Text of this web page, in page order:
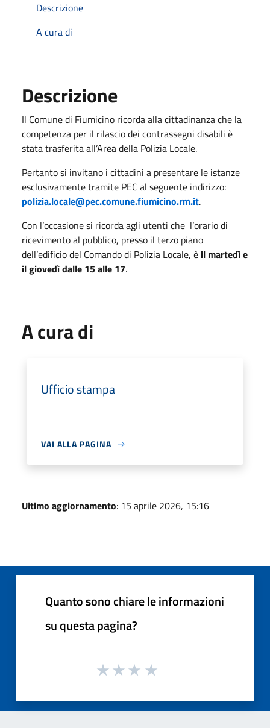
Descrizione
A cura di
Descrizione
Il Comune di Fiumicino ricorda alla cittadinanza che la
competenza per il rilascio dei contrassegni disabili è
stata trasferita all’Area della Polizia Locale.
Pertanto si invitano i cittadini a presentare le istanze
esclusivamente tramite PEC al seguente indirizzo:
polizia.locale@pec.comune.fiumicino.rm.it.
Con l’occasione si ricorda agli utenti che l’orario di
ricevimento al pubblico, presso il terzo piano
dell’edificio del Comando di Polizia Locale, è il martedì e
il giovedì dalle 15 alle 17.
A cura di
Ufficio stampa
VAI ALLA PAGINA
Ultimo aggiornamento: 15 aprile 2026, 15:16
Quanto sono chiare le informazioni
su questa pagina?